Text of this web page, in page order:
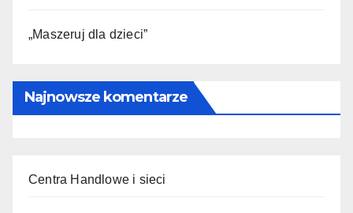
„Maszeruj dla dzieci”
Najnowsze komentarze
Centra Handlowe i sieci